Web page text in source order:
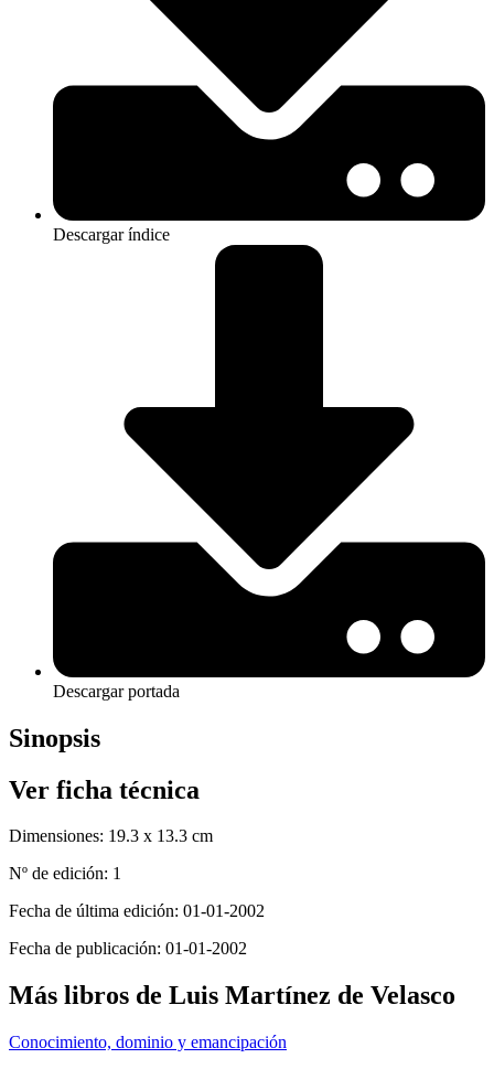
Descargar índice
Descargar portada
Sinopsis
Ver ficha técnica
Dimensiones: 19.3 x 13.3 cm
Nº de edición: 1
Fecha de última edición: 01-01-2002
Fecha de publicación: 01-01-2002
Más libros de Luis Martínez de Velasco
Conocimiento, dominio y emancipación